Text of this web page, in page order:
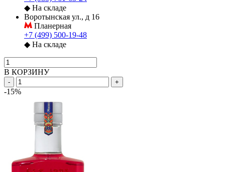
◆ На складе
Воротынская ул., д 16
Планерная
+7 (499) 500-19-48
◆ На складе
В КОРЗИНУ
- +
-15%